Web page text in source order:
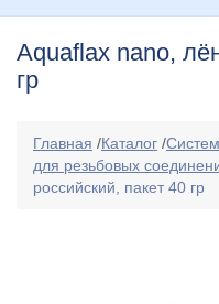
Aquaflax nano,
гр
Главная /Каталог /
для резьбовых
российский, пакет 40 гр